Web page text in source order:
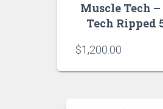
Muscle Tech
Tech Ripped
$1,200.00